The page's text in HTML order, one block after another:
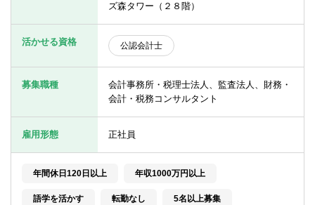
女性会計士の転職
個別転職相談会・セミナー
ご利用ガイド
サービス紹介
ズ森タワー（２８階）
活かせる資格 公認会計士
募集職種
会計事務所・税理士法人、監査法人、財務・
会計・税務コンサルタント
雇用形態 正社員
年間休日120日以上 年収1000万円以上
語学を活かす 転勤なし 5名以上募集